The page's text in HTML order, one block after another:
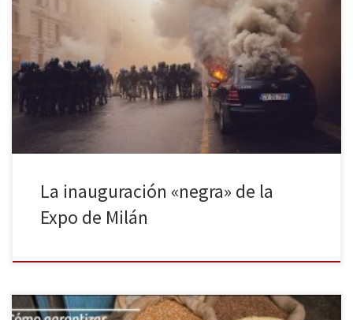
La apertura Expo de Milán se convierte en el escenario perfecto
de una auténtica batalla campal entre el «Bloque Negro» italiano y
la Policía. Los disturbios significan un revés para el Gobierno de
Matteo Renzi que esperaba que la famosa feria ayudara a mejorar
la imagen de Italia tras años […]
La inauguración «negra» de la
Expo de Milán